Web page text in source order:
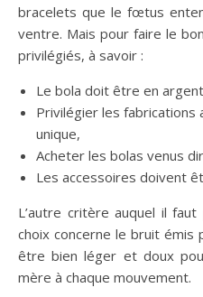
bracelets que le fœtus
ventre. Mais pour faire le
privilégiés, à savoir :
Le bola doit être en
Privilégier les fabrications
unique,
Acheter les bolas venus
Les accessoires doivent
L’autre critère auquel il
choix concerne le bruit
être bien léger et doux
mère à chaque mouvement.